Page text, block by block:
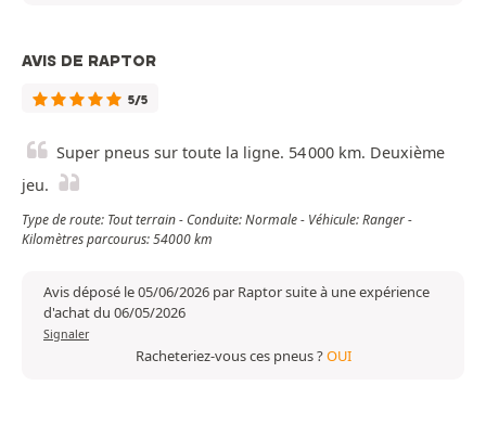
AVIS DE RAPTOR
5/5
Super pneus sur toute la ligne. 54 000 km. Deuxième
jeu.
Type de route: Tout terrain - Conduite: Normale - Véhicule: Ranger -
Kilomètres parcourus: 54000 km
Avis déposé le 05/06/2026 par Raptor suite à une expérience
d'achat du 06/05/2026
Signaler
Racheteriez-vous ces pneus ?OUI